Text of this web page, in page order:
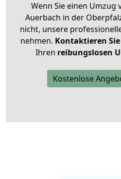
Wenn Sie einen Umzug
Auerbach in der
nicht, unsere
nehmen. Kontaktieren
Ihren reibungslosen
Kostenlose